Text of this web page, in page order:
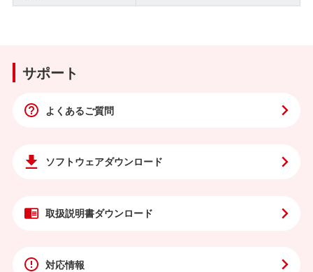
サポート
よくあるご質問
ソフトウェアダウンロード
取扱説明書ダウンロード
対応情報